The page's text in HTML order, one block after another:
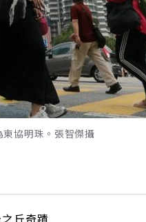
協明珠。張智傑攝
丘奇蹟